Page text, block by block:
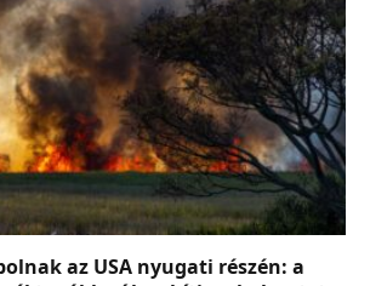
az USA nyugati részén: a